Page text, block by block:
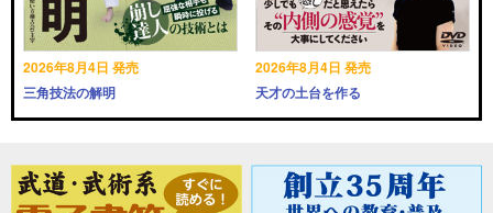
2026年8月4日 発売
三角技法の解明
2026年8月4日 発売
天才の土台を作る